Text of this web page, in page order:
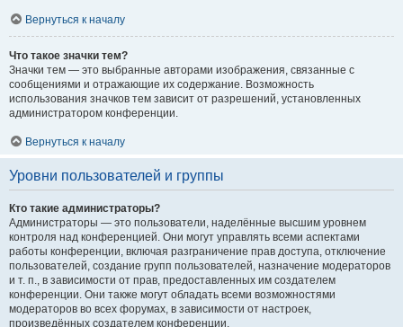
Вернуться к началу
Что такое значки тем?
Значки тем — это выбранные авторами изображения, связанные с
сообщениями и отражающие их содержание. Возможность
использования значков тем зависит от разрешений, установленных
администратором конференции.
Вернуться к началу
Уровни пользователей и группы
Кто такие администраторы?
Администраторы — это пользователи, наделённые высшим уровнем
контроля над конференцией. Они могут управлять всеми аспектами
работы конференции, включая разграничение прав доступа, отключение
пользователей, создание групп пользователей, назначение модераторов
и т. п., в зависимости от прав, предоставленных им создателем
конференции. Они также могут обладать всеми возможностями
модераторов во всех форумах, в зависимости от настроек,
произведённых создателем конференции.